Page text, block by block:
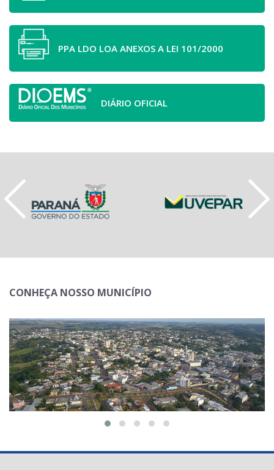
PPA LDO LOA ANEXOS A LEI 101/2000
DIÁRIO OFICIAL
CONHEÇA NOSSO MUNICÍPIO